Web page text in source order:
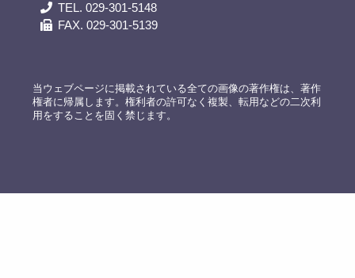
TEL. 029-301-5148
FAX. 029-301-5139
当ウェブページに掲載されている全ての画像の著作権は、著作
権者に帰属します。権利者の許可なく複製、転用などの二次利
用をすることを固く禁じます。